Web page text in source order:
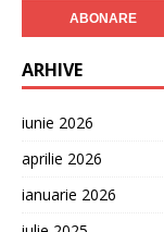
ARHIVE
iunie 2026
aprilie 2026
ianuarie 2026